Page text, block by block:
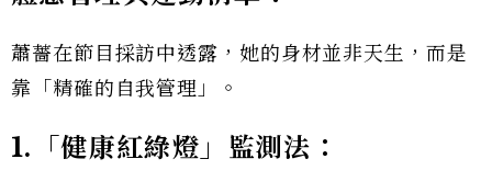
蕭薔在節目採訪中透露，她的身材並非天生，而是
靠「精確的自我管理」。
1.「健康紅綠燈」監測法：